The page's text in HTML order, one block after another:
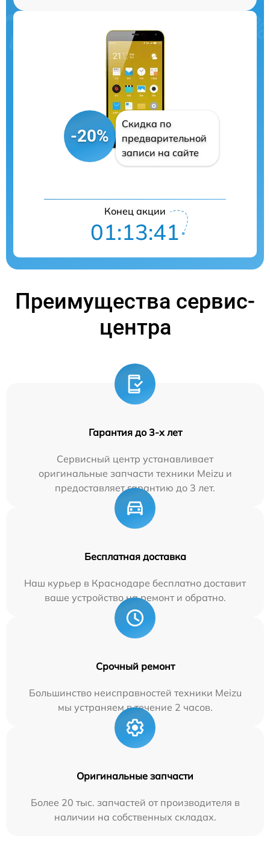
-20%
Скидка по
предварительной
записи на сайте
Конец акции
01:13:41
Преимущества сервис-
центра
Гарантия до 3-х лет
Сервисный центр устанавливает
оригинальные запчасти техники Meizu и
предоставляет гарантию до 3 лет.
Бесплатная доставка
Наш курьер в Краснодаре бесплатно доставит
ваше устройство на ремонт и обратно.
Срочный ремонт
Большинство неисправностей техники Meizu
мы устраняем в течение 2 часов.
Оригинальные запчасти
Более 20 тыс. запчастей от производителя в
наличии на собственных складах.